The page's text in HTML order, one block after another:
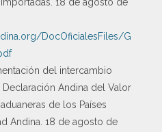
DocOficialesFiles/G
del intercambio
Andina del Valor
de los Países
Andina. 18 de agosto de